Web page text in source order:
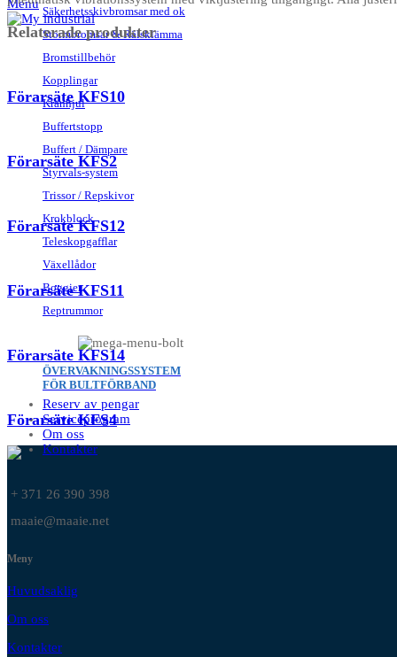
Menu
Säkerhetsskivbromsar med ok
Stormbromsar & Rälsklämma
Bromstillbehör
Kopplingar
Kranhjul
Buffertstopp
Buffert / Dämpare
Styrvals-system
Trissor / Repskivor
Krokblock
Teleskopgafflar
Växellådor
Boggier
Reptrummor
ÖVERVAKNINGSSYSTEM
FÖR BULTFÖRBAND
Reserv av pengar
Serviceprogram
Om oss
Kontakter
Relaterade produkter
Förarsäte KFS10
Förarsäte KFS2
Förarsäte KFS12
Förarsäte KFS11
Förarsäte KFS14
Förarsäte KFS4
+ 371 26 390 398
maaie@maaie.net
Meny
Huvudsaklig
Om oss
Kontakter